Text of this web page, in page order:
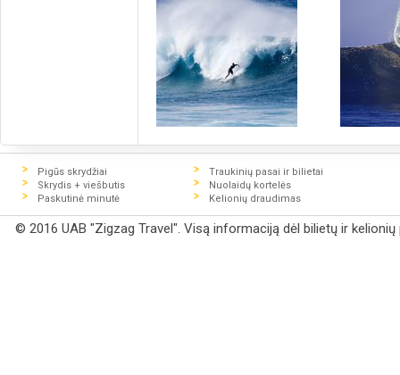
Pigūs skrydžiai
Skrydis + viešbutis
Paskutinė minutė
Traukinių pasai ir bilietai
Nuolaidų kortelės
Kelionių draudimas
© 2016 UAB "Zigzag Travel". Visą informaciją dėl bilietų ir